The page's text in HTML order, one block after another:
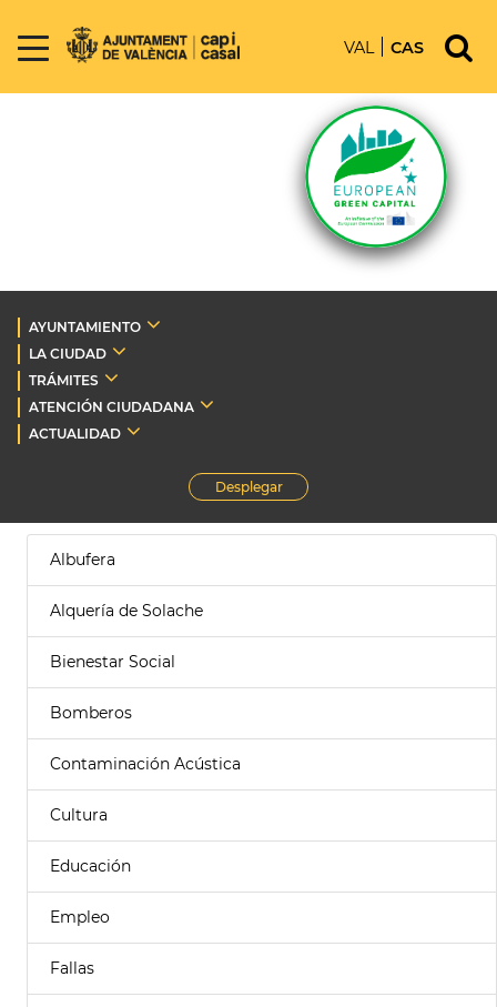
VAL CAS
AYUNTAMIENTO
LA CIUDAD
TRÁMITES
ATENCIÓN CIUDADANA
ACTUALIDAD
Desplegar
Albufera
Alquería de Solache
Bienestar Social
Bomberos
Contaminación Acústica
Cultura
Educación
Empleo
Fallas